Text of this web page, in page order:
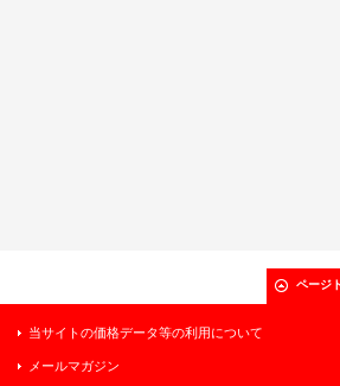
ページ
当サイトの価格データ等の利用について
メールマガジン